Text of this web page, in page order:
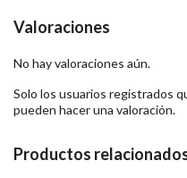
Valoraciones
No hay valoraciones aún.
Solo los usuarios registrados
pueden hacer una valoración.
Productos